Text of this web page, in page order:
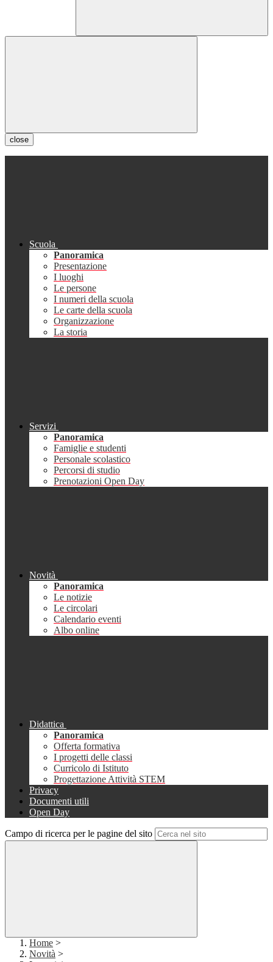
close
Scuola
Panoramica
Presentazione
I luoghi
Le persone
I numeri della scuola
Le carte della scuola
Organizzazione
La storia
Servizi
Panoramica
Famiglie e studenti
Personale scolastico
Percorsi di studio
Prenotazioni Open Day
Novità
Panoramica
Le notizie
Le circolari
Calendario eventi
Albo online
Didattica
Panoramica
Offerta formativa
I progetti delle classi
Curricolo di Istituto
Progettazione Attività STEM
Privacy
Documenti utili
Open Day
Campo di ricerca per le pagine del sito
Home >
Novità >